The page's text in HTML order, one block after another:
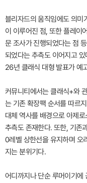
블리자드의 움직임에도 의미
이 이루어진 점, 또한 플레이
문 조사가 진행되었다는 점
되었다는 추측도 이어지고
26년 클래식 대형 발표가 예
커뮤니티에서는 클래식+와
는 기존 확장팩 순서를 따르
대체 역사를 배경으로 아제
추측도 존재한다. 또한, 기존
0레벨 상한선을 유지하며 오
지는 분위기다.
어디까지나 단순 루머이기에